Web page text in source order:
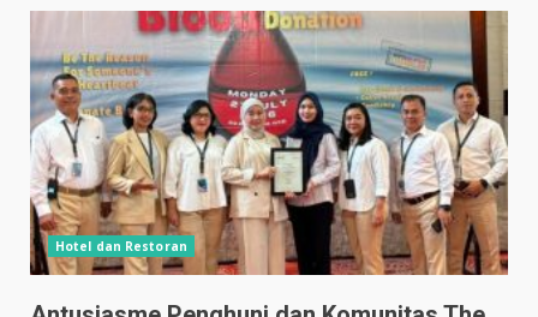
Hotel dan Restoran